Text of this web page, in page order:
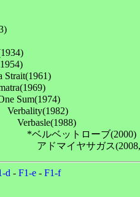
ーブ(2000)
d - F1-e - F1-f